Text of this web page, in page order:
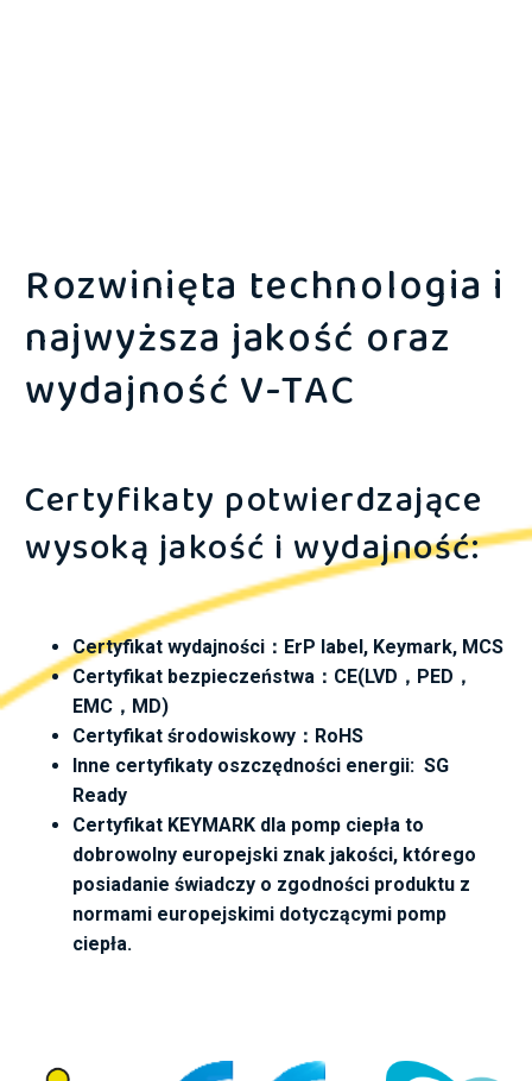
Rozwinięta technologia i
najwyższa jakość oraz
wydajność V-TAC
Certyfikaty potwierdzające
wysoką jakość i wydajność:
Certyfikat wydajności ： ErP label, Keymark, MCS
Certyfikat bezpieczeństwa ： CE(LVD ， PED ，
EMC ， MD)
Certyfikat środowiskowy ： RoHS
Inne certyfikaty oszczędności energii: SG
Ready
Certyfikat KEYMARK dla pomp ciepła to
dobrowolny europejski znak jakości, którego
posiadanie świadczy o zgodności produktu z
normami europejskimi dotyczącymi pomp
ciepła.